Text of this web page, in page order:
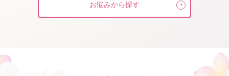
お悩みから探す